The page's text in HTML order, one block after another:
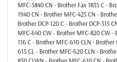
MFC-5840 CN - Brother Fax 1835 C -
1940 CN - Brother MFC-425 CN -
Brother DCP-120 C - Brother DCP-315
MFC-640 CW - Brother MFC-820 CW -
116 C - Brother MFC-610 CLN -
615 CL - Brother MFC-620 CLN -